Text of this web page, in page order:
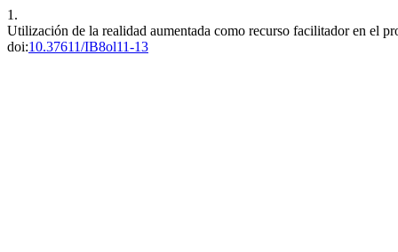
1.
Utilización de la realidad aumentada como recurso facilitador en el
doi:10.37611/IB8ol11-13